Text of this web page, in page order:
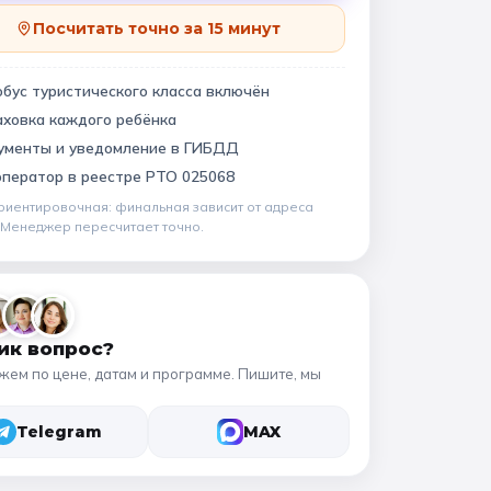
11 класс
музей Москва
Санкт-Петербург
Посчитать точно за 15 минут
туристического класса включён
каждого ребёнка
и уведомление в ГИБДД
в реестре РТО 025068
финальная зависит от адреса
пересчитает точно.
вопрос?
по цене, датам и программе. Пишите, мы
Telegram MAX